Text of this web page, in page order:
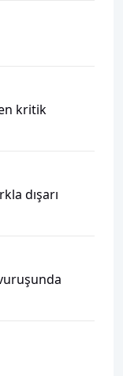
kritik
dışarı